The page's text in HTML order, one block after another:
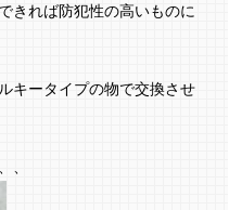
きれば防犯性の高いものに
キータイプの物で交換させ
、